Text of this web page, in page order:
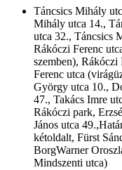
Táncsics Mihály
Mihály utca 14.,
utca 32., Táncsics
Rákóczi Ferenc
szemben),
Ferenc utca
György utca 10.,
47., Takács Imre
Rákóczi park,
János utca
kétoldalt, Fürst
BorgWarner
Mindszenti utca)